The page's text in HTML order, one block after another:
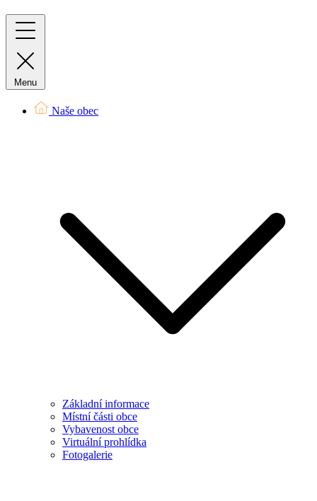
Menu
Naše obec
Základní informace
Místní části obce
Vybavenost obce
Virtuální prohlídka
Fotogalerie